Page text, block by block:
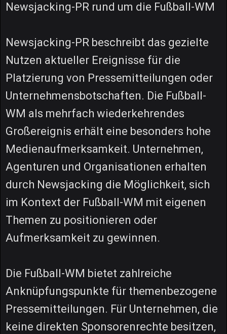
Newsjacking-PR rund um die Fußball-WM
Newsjacking-PR beschreibt das gezielte
Nutzen aktueller Ereignisse für die
Platzierung von Pressemitteilungen oder
Unternehmensbotschaften. Die Fußball-
WM als mehrfach wiederkehrendes
Großereignis erhält eine besonders hohe
Medienaufmerksamkeit. Unternehmen,
Agenturen und Organisationen erhalten
durch Newsjacking die Möglichkeit, sich
im Kontext der Fußball-WM mit eigenen
Themen zu positionieren oder
Aufmerksamkeit zu gewinnen.
Die Fußball-WM bietet zahlreiche
Anknüpfungspunkte für themenbezogene
Pressemitteilungen. Für Unternehmen, die
keine direkten Sponsorenrechte besitzen,